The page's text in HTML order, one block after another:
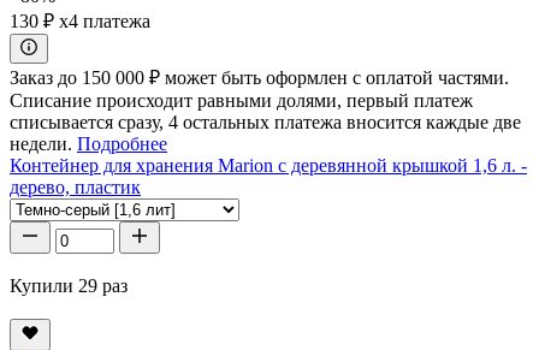
130 ₽ x4 платежа
Заказ до 150 000 ₽ может быть оформлен с оплатой частями.
Списание происходит равными долями, первый платеж
списывается сразу, 4 остальных платежа вносится каждые две
недели. Подробнее
Контейнер для хранения Marion с деревянной крышкой 1,6 л. -
дерево, пластик
Купили 29 раз